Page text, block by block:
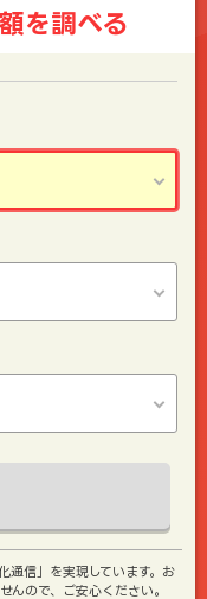
を調べる
通信」を実現しています。お
んので、ご安心ください。